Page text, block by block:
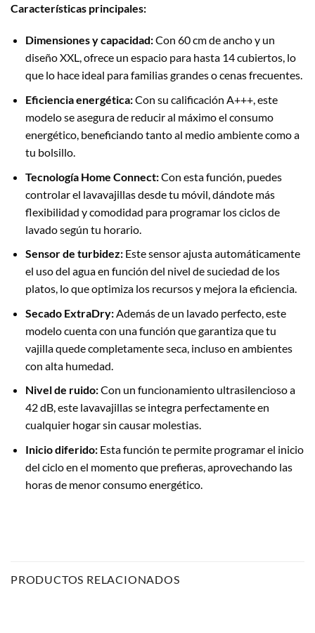
Características principales:
Dimensiones y capacidad:Con 60 cm de ancho y un
diseño XXL, ofrece un espacio para hasta 14 cubiertos, lo
que lo hace ideal para familias grandes o cenas frecuentes.
Eficiencia energética:Con su calificación A+++, este
modelo se asegura de reducir al máximo el consumo
energético, beneficiando tanto al medio ambiente como a
tu bolsillo.
Tecnología Home Connect:Con esta función, puedes
controlar el lavavajillas desde tu móvil, dándote más
flexibilidad y comodidad para programar los ciclos de
lavado según tu horario.
Sensor de turbidez:Este sensor ajusta automáticamente
el uso del agua en función del nivel de suciedad de los
platos, lo que optimiza los recursos y mejora la eficiencia.
Secado ExtraDry:Además de un lavado perfecto, este
modelo cuenta con una función que garantiza que tu
vajilla quede completamente seca, incluso en ambientes
con alta humedad.
Nivel de ruido:Con un funcionamiento ultrasilencioso a
42 dB, este lavavajillas se integra perfectamente en
cualquier hogar sin causar molestias.
Inicio diferido:Esta función te permite programar el inicio
del ciclo en el momento que prefieras, aprovechando las
horas de menor consumo energético.
PRODUCTOS RELACIONADOS